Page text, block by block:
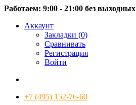
Работаем: 9:00 - 21:00 без выходных
Аккаунт
Закладки (0)
Сравнивать
Регистрация
Войти
+7 (495) 152-76-60